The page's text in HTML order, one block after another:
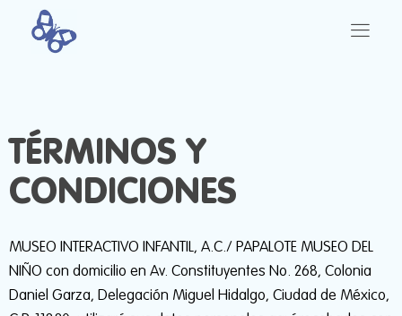
TÉRMINOS Y
CONDICIONES
MUSEO INTERACTIVO INFANTIL, A.C./ PAPALOTE MUSEO DEL
NIÑO con domicilio en Av. Constituyentes No. 268, Colonia
Daniel Garza, Delegación Miguel Hidalgo, Ciudad de México,